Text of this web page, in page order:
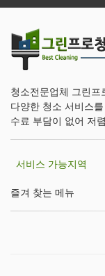
청소전문업체 그린프
다양한 청소 서비스
수료 부담이 없어 저
서비스 가능지역
즐겨 찾는 메뉴